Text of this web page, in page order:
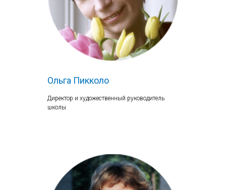
Ольга Пикколо
Директор и художественный руководитель
школы